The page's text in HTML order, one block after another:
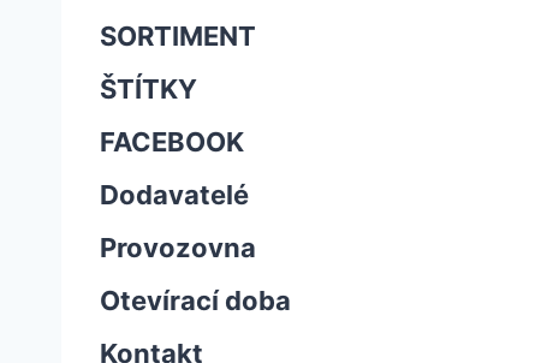
SORTIMENT
ŠTÍTKY
FACEBOOK
Dodavatelé
Provozovna
Otevírací doba
Kontakt